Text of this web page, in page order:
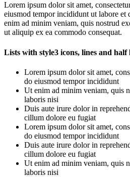
Lorem ipsum dolor sit amet,
eiusmod tempor incididunt ut labore et
enim ad minim veniam, quis nostrud
ut aliquip ex ea commodo consequat.
Lists with style3 icons, lines and half
Lorem ipsum dolor sit amet,
do eiusmod tempor incididunt
Ut enim ad minim veniam, quis
laboris nisi
Duis aute irure dolor in
cillum dolore eu fugiat
Lorem ipsum dolor sit amet,
do eiusmod tempor incididunt
Duis aute irure dolor in
cillum dolore eu fugiat
Ut enim ad minim veniam, quis
laboris nisi